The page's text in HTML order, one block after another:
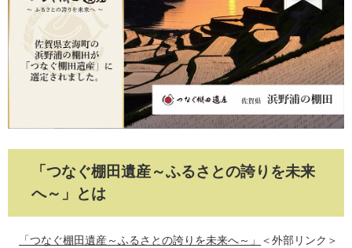
「つなぐ棚田遺産～ふるさとの誇りを未来
へ～」とは
「つなぐ棚田遺産～ふるさとの誇りを未来へ～」
＜外部リンク＞